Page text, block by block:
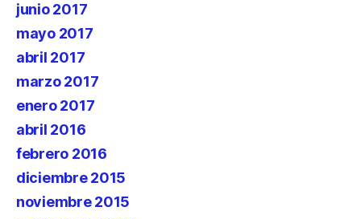
junio 2017
mayo 2017
abril 2017
marzo 2017
enero 2017
abril 2016
febrero 2016
diciembre 2015
noviembre 2015